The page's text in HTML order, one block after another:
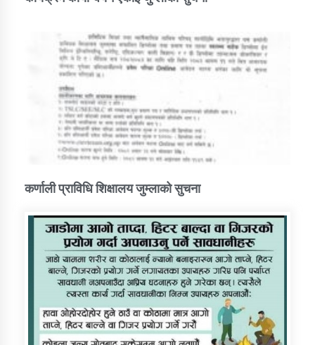
कर्णाली प्राविधि शिक्षालय जुम्लाको सुचना